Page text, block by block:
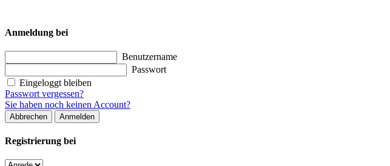
Anmeldung bei
Benutzername
Passwort
Eingeloggt bleiben
Passwort vergessen?
Sie haben noch keinen Account?
Abbrechen Anmelden
Registrierung bei